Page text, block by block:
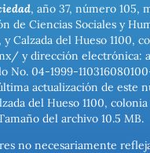
, año 37, número 105,
de Ciencias Sociales y
y Calzada del Hueso
y dirección electrónica:
No. 04-1999-
actualización de este
del Hueso 1100,
del archivo 10.5 MB.
no necesariamente